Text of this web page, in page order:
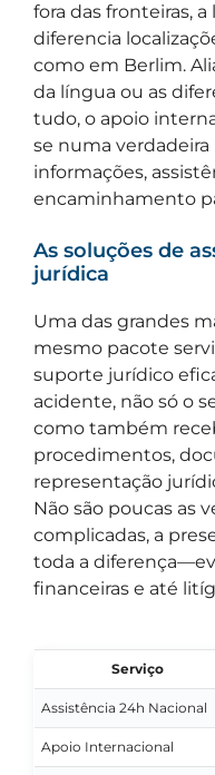
fora das fronteiras,
diferencia
como em Berlim.
da língua ou as
tudo, o apoio
se numa verdadeira
informações,
encaminhamento
As soluções de
jurídica
Uma das grandes
mesmo pacote
suporte jurídico
acidente, não só o
como também
procedimentos,
representação
Não são poucas as
complicadas, a
toda a
financeiras e até
Serviço
Assistência 24h Nacional
Apoio Internacional